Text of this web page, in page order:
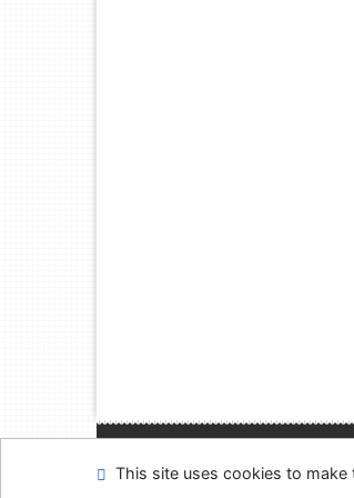
This site uses cookies to